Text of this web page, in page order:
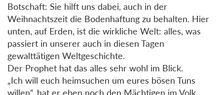
Botschaft: Sie hilft uns dabei, auch in der
Weihnachtszeit die Bodenhaftung zu behalten. Hier
unten, auf Erden, ist die wirkliche Welt: alles, was
passiert in unserer auch in diesen Tagen
gewalttätigen Weltgeschichte.
Der Prophet hat das alles sehr wohl im Blick.
„Ich will euch heimsuchen um eures bösen Tuns
willen“, hat er eben noch den Mächtigen im Volk